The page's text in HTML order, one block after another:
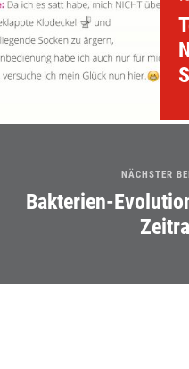
NÄCHSTER
Bakterien-